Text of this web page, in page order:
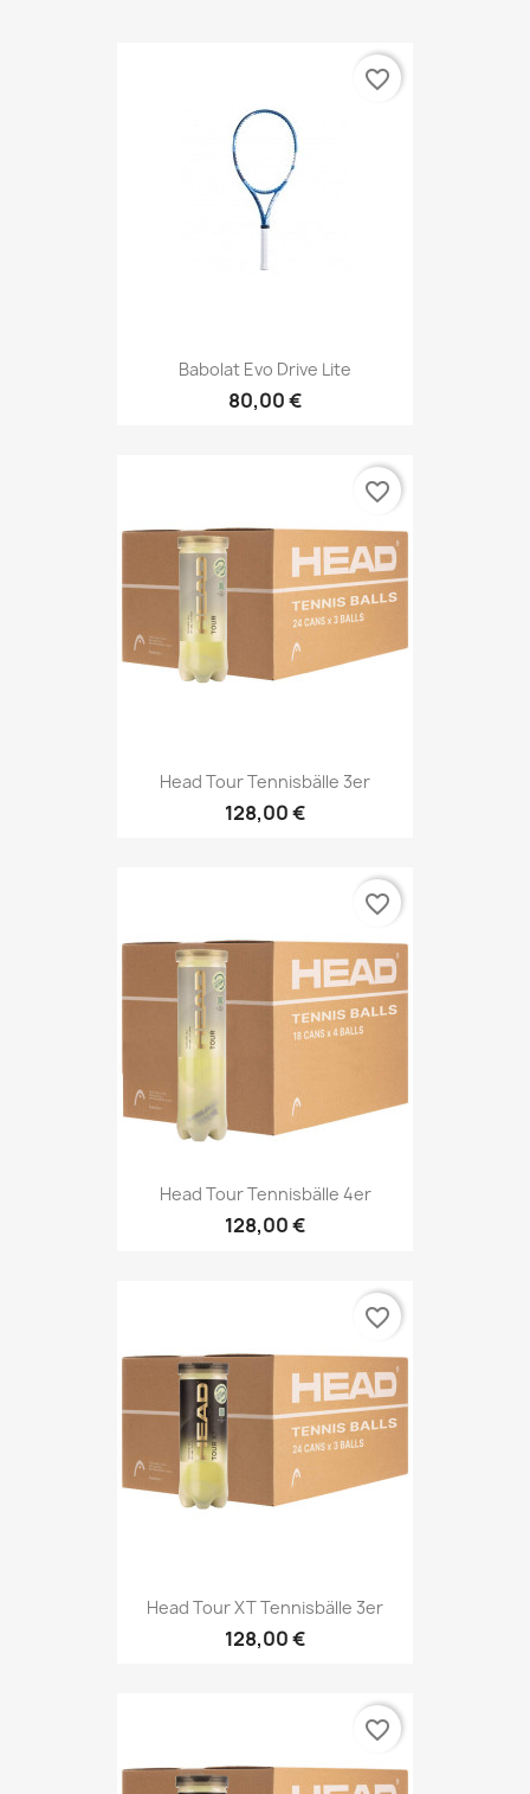
Babolat Evo Drive Lite
80,00 €
favorite_border
Head Tour Tennisbälle 3er
128,00 €
favorite_border
Head Tour Tennisbälle 4er
128,00 €
favorite_border
Head Tour XT Tennisbälle 3er
128,00 €
favorite_border
favorite_border